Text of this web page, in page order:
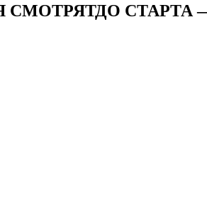
СМОТРЯТДО СТАРТА